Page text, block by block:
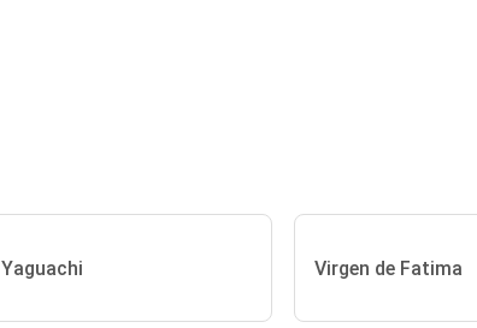
Yaguachi Virgen de Fatima